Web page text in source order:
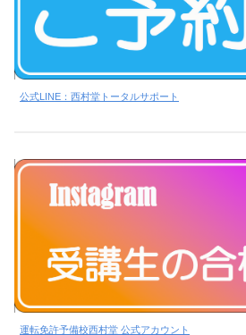
公式LINE：西村堂トータルサポート
運転免許予備校西村堂 公式アカウント